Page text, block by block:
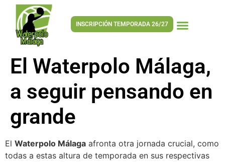
INSCRIPCIÓN TEMPORADA 26/27
El Waterpolo Málaga,
a seguir pensando en
grande
El Waterpolo Málaga afronta otra jornada crucial, como
todas a estas altura de temporada en sus respectivas